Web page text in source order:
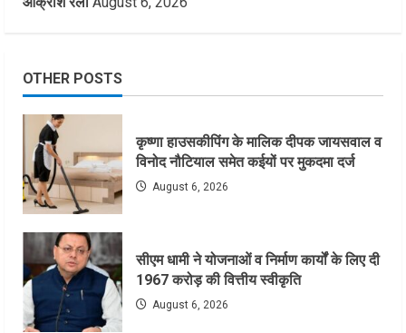
OTHER POSTS
कृष्णा हाउसकीपिंग के मालिक दीपक जायसवाल व
विनोद नौटियाल समेत कईयों पर मुकदमा दर्ज
August 6, 2026
सीएम धामी ने योजनाओं व निर्माण कार्यों के लिए दी
1967 करोड़ की वित्तीय स्वीकृति
August 6, 2026